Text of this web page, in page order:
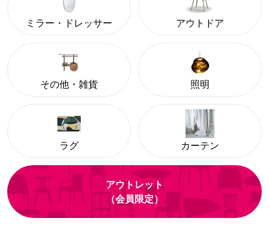
ミラー・ドレッサー アウトドア
その他・雑貨 照明
ラグ カーテン
アウトレット
（会員限定）